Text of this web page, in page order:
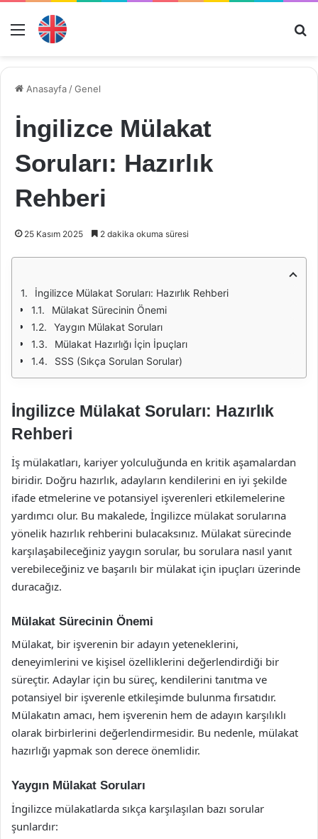
Menü
Anasayfa /Genel
İngilizce Mülakat
Soruları: Hazırlık
Rehberi
25 Kasım 2025 2 dakika okuma süresi
İngilizce Mülakat Soruları: Hazırlık Rehberi
Mülakat Sürecinin Önemi
Yaygın Mülakat Soruları
Mülakat Hazırlığı İçin İpuçları
SSS (Sıkça Sorulan Sorular)
İngilizce Mülakat Soruları: Hazırlık
Rehberi
İş mülakatları, kariyer yolculuğunda en kritik aşamalardan
biridir. Doğru hazırlık, adayların kendilerini en iyi şekilde
ifade etmelerine ve potansiyel işverenleri etkilemelerine
yardımcı olur. Bu makalede, İngilizce mülakat sorularına
yönelik hazırlık rehberini bulacaksınız. Mülakat sürecinde
karşılaşabileceğiniz yaygın sorular, bu sorulara nasıl yanıt
verebileceğiniz ve başarılı bir mülakat için ipuçları üzerinde
duracağız.
Mülakat Sürecinin Önemi
Mülakat, bir işverenin bir adayın yeteneklerini,
deneyimlerini ve kişisel özelliklerini değerlendirdiği bir
süreçtir. Adaylar için bu süreç, kendilerini tanıtma ve
potansiyel bir işverenle etkileşimde bulunma fırsatıdır.
Mülakatın amacı, hem işverenin hem de adayın karşılıklı
olarak birbirlerini değerlendirmesidir. Bu nedenle, mülakat
hazırlığı yapmak son derece önemlidir.
Yaygın Mülakat Soruları
İngilizce mülakatlarda sıkça karşılaşılan bazı sorular
şunlardır: